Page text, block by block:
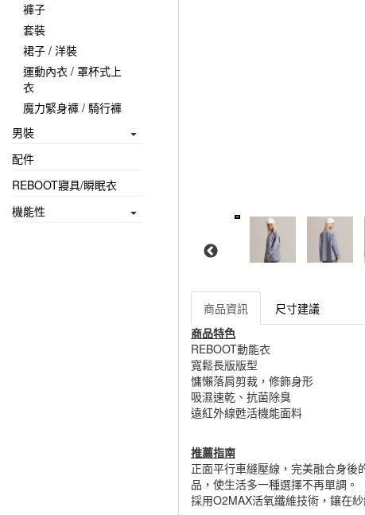
褲子
套裝
裙子 / 洋裝
運動內衣 / 罩杯式上
衣
魔力緊身褲 / 騎行褲
男裝
配件
REBOOT寢具/瞬眠衣
機能性
商品資訊
尺寸建議
商品特色
REBOOT動能衣
寬鬆長版版型
慵懶落肩剪裁，修飾身形
吸濕速乾、抗菌除臭
遠紅外線甦活機能面料
推薦指南
正面平行車縫壓線，完美融合身
品，使生活多一種選擇不再單調。
採用O2MAX活氧纖維技術，鑲在